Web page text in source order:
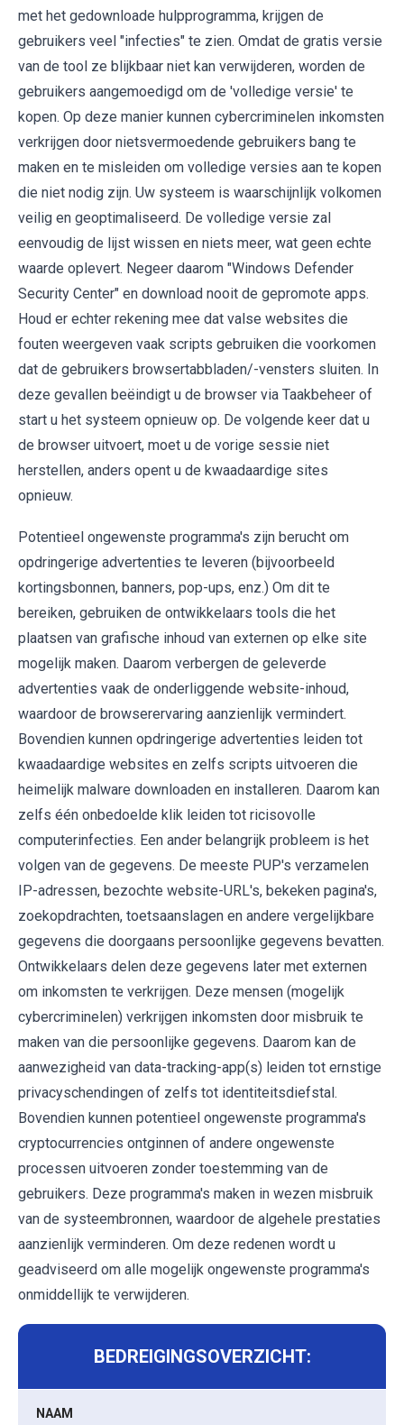
met het gedownloade hulpprogramma, krijgen de
gebruikers veel "infecties" te zien. Omdat de gratis versie
van de tool ze blijkbaar niet kan verwijderen, worden de
gebruikers aangemoedigd om de 'volledige versie' te
kopen. Op deze manier kunnen cybercriminelen inkomsten
verkrijgen door nietsvermoedende gebruikers bang te
maken en te misleiden om volledige versies aan te kopen
die niet nodig zijn. Uw systeem is waarschijnlijk volkomen
veilig en geoptimaliseerd. De volledige versie zal
eenvoudig de lijst wissen en niets meer, wat geen echte
waarde oplevert. Negeer daarom "Windows Defender
Security Center" en download nooit de gepromote apps.
Houd er echter rekening mee dat valse websites die
fouten weergeven vaak scripts gebruiken die voorkomen
dat de gebruikers browsertabbladen/-vensters sluiten. In
deze gevallen beëindigt u de browser via Taakbeheer of
start u het systeem opnieuw op. De volgende keer dat u
de browser uitvoert, moet u de vorige sessie niet
herstellen, anders opent u de kwaadaardige sites
opnieuw.
Potentieel ongewenste programma's zijn berucht om
opdringerige advertenties te leveren (bijvoorbeeld
kortingsbonnen, banners, pop-ups, enz.) Om dit te
bereiken, gebruiken de ontwikkelaars tools die het
plaatsen van grafische inhoud van externen op elke site
mogelijk maken. Daarom verbergen de geleverde
advertenties vaak de onderliggende website-inhoud,
waardoor de browserervaring aanzienlijk vermindert.
Bovendien kunnen opdringerige advertenties leiden tot
kwaadaardige websites en zelfs scripts uitvoeren die
heimelijk malware downloaden en installeren. Daarom kan
zelfs één onbedoelde klik leiden tot ricisovolle
computerinfecties. Een ander belangrijk probleem is het
volgen van de gegevens. De meeste PUP's verzamelen
IP-adressen, bezochte website-URL's, bekeken pagina's,
zoekopdrachten, toetsaanslagen en andere vergelijkbare
gegevens die doorgaans persoonlijke gegevens bevatten.
Ontwikkelaars delen deze gegevens later met externen
om inkomsten te verkrijgen. Deze mensen (mogelijk
cybercriminelen) verkrijgen inkomsten door misbruik te
maken van die persoonlijke gegevens. Daarom kan de
aanwezigheid van data-tracking-app(s) leiden tot ernstige
privacyschendingen of zelfs tot identiteitsdiefstal.
Bovendien kunnen potentieel ongewenste programma's
cryptocurrencies ontginnen of andere ongewenste
processen uitvoeren zonder toestemming van de
gebruikers. Deze programma's maken in wezen misbruik
van de systeembronnen, waardoor de algehele prestaties
aanzienlijk verminderen. Om deze redenen wordt u
geadviseerd om alle mogelijk ongewenste programma's
onmiddellijk te verwijderen.
BEDREIGINGSOVERZICHT:
NAAM